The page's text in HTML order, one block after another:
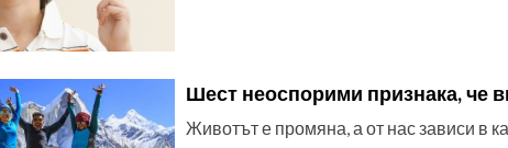
Шест неоспорими признака, че
Животът е промяна, а от нас зависи в